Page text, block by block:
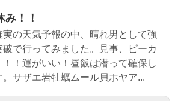
み！！
実の天気予報の中、晴れ男として強
破で行ってみました。見事、ピーカ
！！運がいい！昼飯は潜って確保し
。サザエ岩牡蠣ムール貝ホヤア...